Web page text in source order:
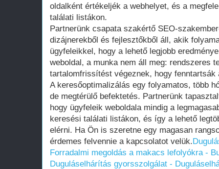
oldalként értékeljék a webhelyet, és a
találati listákon.
Partnerünk csapata szakértő SEO-
dizájnerekből és fejlesztőkből áll, akik
ügyfeleikkel, hogy a lehető legjobb
weboldal, a munka nem áll meg: rendszeres
tartalomfrissítést végeznek, hogy fenntartsák
A keresőoptimalizálás egy folyamatos, több
de megtérülő befektetés. Partnerünk
hogy ügyfeleik weboldala mindig a
keresési találati listákon, és így a lehető
elérni. Ha Ön is szeretne egy magasan
érdemes felvennie a kapcsolatot velük.
Forradalmi megoldás a makacs lefolyókra -
Duguláselhárítás gyorsszolgálat -